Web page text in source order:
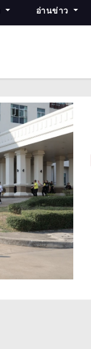
อ่านข่าว